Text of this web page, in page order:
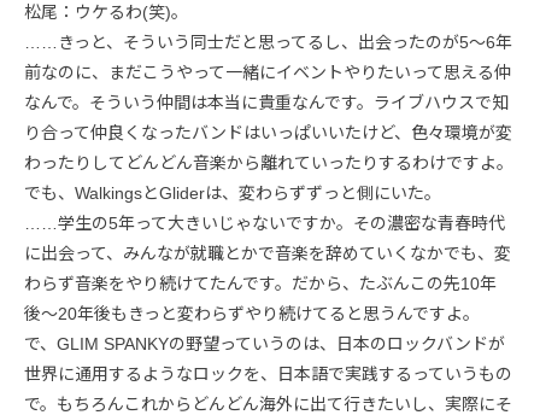
松尾：ウケるわ(笑)。
……きっと、そういう同士だと思ってるし、出会ったのが5〜6年
前なのに、まだこうやって一緒にイベントやりたいって思える仲
なんで。そういう仲間は本当に貴重なんです。ライブハウスで知
り合って仲良くなったバンドはいっぱいいたけど、色々環境が変
わったりしてどんどん音楽から離れていったりするわけですよ。
でも、WalkingsとGliderは、変わらずずっと側にいた。
……学生の5年って大きいじゃないですか。その濃密な青春時代
に出会って、みんなが就職とかで音楽を辞めていくなかでも、変
わらず音楽をやり続けてたんです。だから、たぶんこの先10年
後〜20年後もきっと変わらずやり続けてると思うんですよ。
で、GLIM SPANKYの野望っていうのは、日本のロックバンドが
世界に通用するようなロックを、日本語で実践するっていうもの
で。もちろんこれからどんどん海外に出て行きたいし、実際にそ